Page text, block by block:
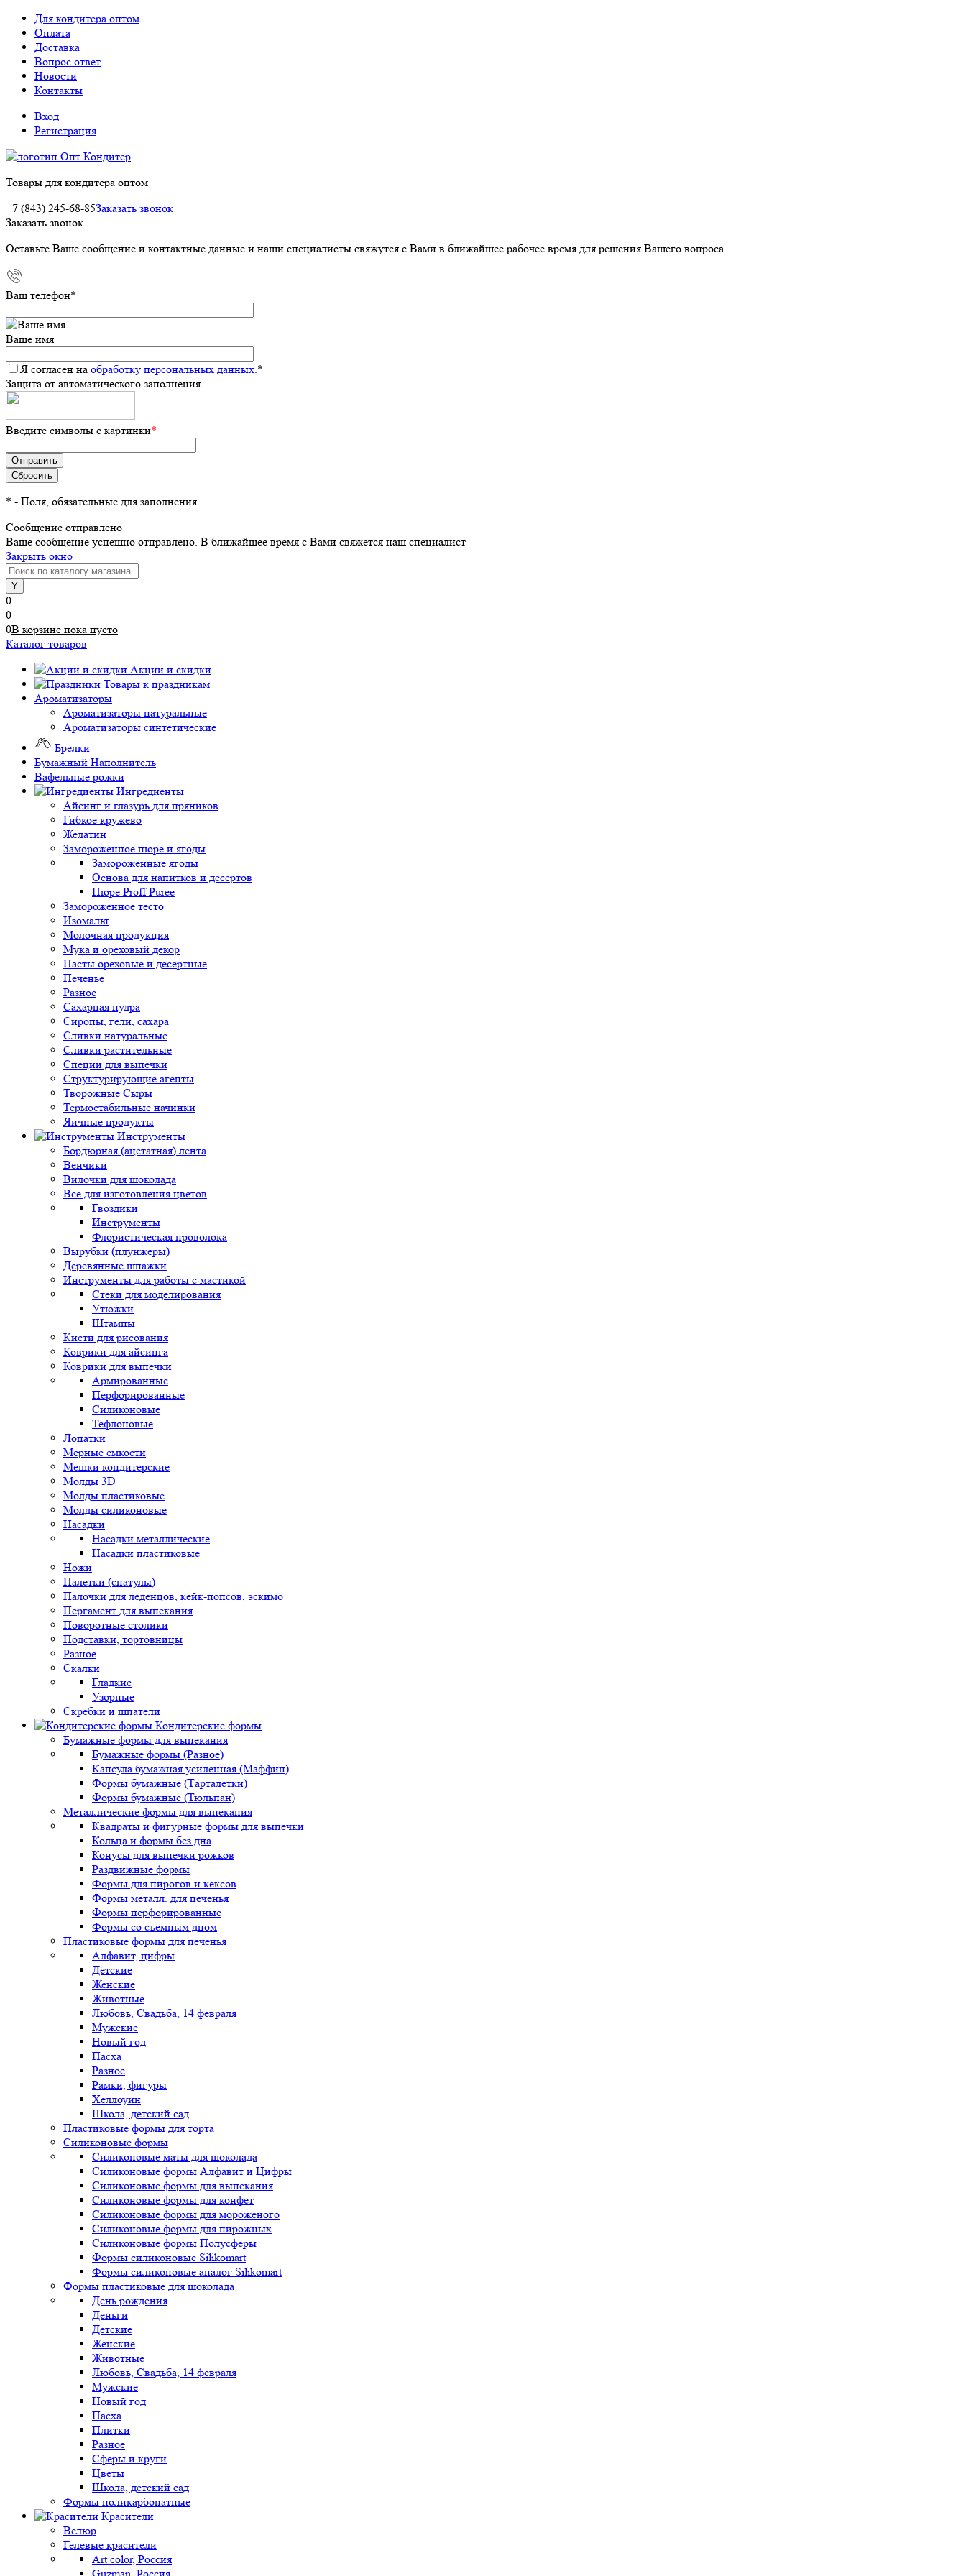
Для кондитера оптом
Оплата
Доставка
Вопрос ответ
Новости
Контакты
Вход
Регистрация
Товары для кондитера оптом
+7 (843) 245-68-85Заказать звонок
Заказать звонок
Оставьте Ваше сообщение и контактные данные и наши специалисты свяжутся с Вами в ближайшее рабочее время для решения Вашего вопроса.
Ваш телефон*
Ваше имя
Я согласен на обработку персональных данных.*
Защита от автоматического заполнения
Введите символы с картинки*
* - Поля, обязательные для заполнения
Сообщение отправлено
Ваше сообщение успешно отправлено. В ближайшее время с Вами свяжется наш специалист
Закрыть окно
0
0
0В корзине пока пусто
Каталог товаров
Акции и скидки
Товары к праздникам
Ароматизаторы
Ароматизаторы натуральные
Ароматизаторы синтетические
Брелки
Бумажный Наполнитель
Вафельные рожки
Ингредиенты
Айсинг и глазурь для пряников
Гибкое кружево
Желатин
Замороженное пюре и ягоды
Замороженные ягоды
Основа для напитков и десертов
Пюре Proff Puree
Замороженное тесто
Изомальт
Молочная продукция
Мука и ореховый декор
Пасты ореховые и десертные
Печенье
Разное
Сахарная пудра
Сиропы, гели, сахара
Сливки натуральные
Сливки растительные
Специи для выпечки
Структурирующие агенты
Творожные Сыры
Термостабильные начинки
Яичные продукты
Инструменты
Бордюрная (ацетатная) лента
Венчики
Вилочки для шоколада
Все для изготовления цветов
Гвоздики
Инструменты
Флористическая проволока
Вырубки (плунжеры)
Деревянные шпажки
Инструменты для работы с мастикой
Стеки для моделирования
Утюжки
Штампы
Кисти для рисования
Коврики для айсинга
Коврики для выпечки
Армированные
Перфорированные
Силиконовые
Тефлоновые
Лопатки
Мерные емкости
Мешки кондитерские
Молды 3D
Молды пластиковые
Молды силиконовые
Насадки
Насадки металлические
Насадки пластиковые
Ножи
Палетки (спатулы)
Палочки для леденцов, кейк-попсов, эскимо
Пергамент для выпекания
Поворотные столики
Подставки, тортовницы
Разное
Скалки
Гладкие
Узорные
Скребки и шпатели
Кондитерские формы
Бумажные формы для выпекания
Бумажные формы (Разное)
Капсула бумажная усиленная (Маффин)
Формы бумажные (Тарталетки)
Формы бумажные (Тюльпан)
Металлические формы для выпекания
Квадраты и фигурные формы для выпечки
Кольца и формы без дна
Конусы для выпечки рожков
Раздвижные формы
Формы для пирогов и кексов
Формы металл. для печенья
Формы перфорированные
Формы со съемным дном
Пластиковые формы для печенья
Алфавит, цифры
Детские
Женские
Животные
Любовь, Свадьба, 14 февраля
Мужские
Новый год
Пасха
Разное
Рамки, фигуры
Хеллоуин
Школа, детский сад
Пластиковые формы для торта
Силиконовые формы
Силиконовые маты для шоколада
Силиконовые формы Алфавит и Цифры
Силиконовые формы для выпекания
Силиконовые формы для конфет
Силиконовые формы для мороженого
Силиконовые формы для пирожных
Силиконовые формы Полусферы
Формы силиконовые Silikomart
Формы силиконовые аналог Silikomart
Формы пластиковые для шоколада
День рождения
Деньги
Детские
Женские
Животные
Любовь, Свадьба, 14 февраля
Мужские
Новый год
Пасха
Плитки
Разное
Сферы и круги
Цветы
Школа, детский сад
Формы поликарбонатные
Красители
Велюр
Гелевые красители
Art color, Россия